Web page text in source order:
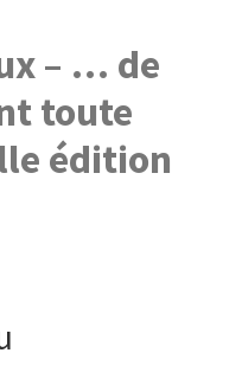
– … de
toute
édition